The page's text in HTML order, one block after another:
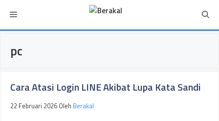
isi
Menu
pc
Cara Atasi Login LINE Akibat Lupa Kata Sandi
22 Februari 2026 Oleh Berakal